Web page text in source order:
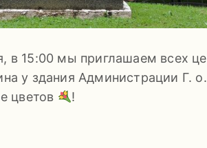
15:00 мы приглашаем всех
у здания Администрации Г.
цветов
!